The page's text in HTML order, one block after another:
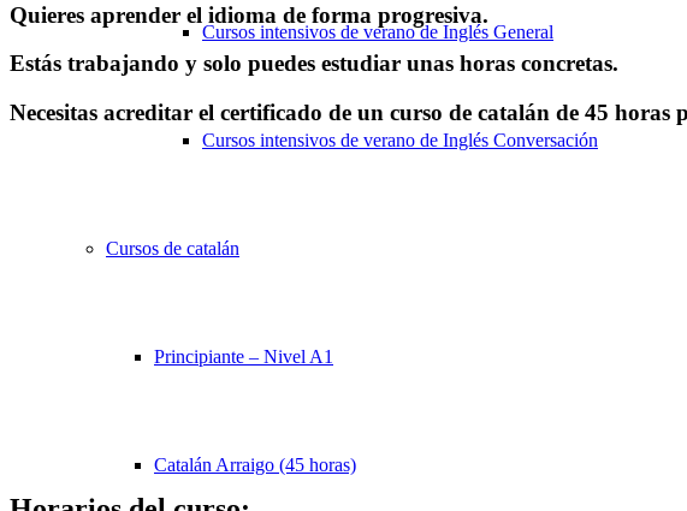
Cursos intensivos de verano de Inglés General
Cursos intensivos de verano de Inglés Conversación
Cursos de catalán
Principiante – Nivel A1
Catalán Arraigo (45 horas)
Quieres aprender el idioma de forma progresiva.
Estás trabajando y solo puedes estudiar unas horas concretas.
Necesitas acreditar el certificado de un curso de catalán de 45 horas